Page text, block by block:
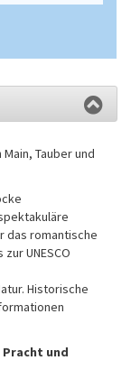
Tauber und
das romantische
UNESCO
Historische
Pracht und